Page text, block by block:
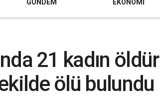
GÜNDEM EKONOMİ
21 kadın
ölü bulundu